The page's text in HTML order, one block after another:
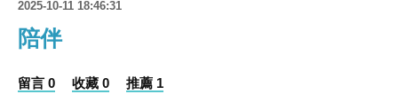
2025-10-11 18:46:31
陪伴
留言 0 收藏 0 推薦 1